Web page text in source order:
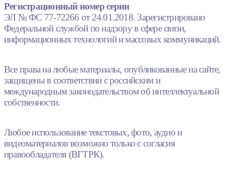
Регистрационный номер серии
ЭЛ № ФС 77-72266 от 24.01.2018. Зарегистрировано
Федеральной службой по надзору в сфере связи,
информационных технологий и массовых коммуникаций.
Все права на любые материалы, опубликованные на сайте,
защищены в соответствии с российским и
международным законодательством об интеллектуальной
собственности.
Любое использование текстовых, фото, аудио и
видеоматериалов возможно только с согласия
правообладателя (ВГТРК).